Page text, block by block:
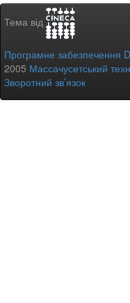
Тема від
Програмне забезпечення
2005 Массачусетський
Зворотний зв’язок